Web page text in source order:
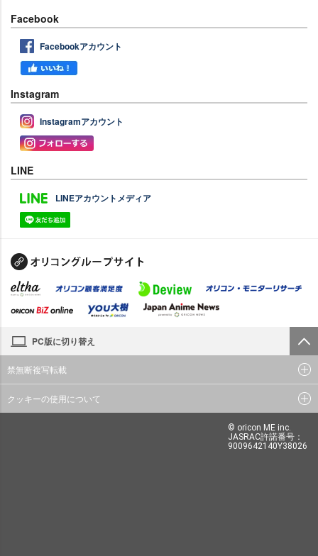
Facebook
Facebookアカウント
Instagram
Instagramアカウント
LINE
LINEアカウントメディア
PC版に切り替え
禁無断複写転載
クッキーの使用について
© oricon ME inc.
JASRAC許諾番号：
9009642140Y38026